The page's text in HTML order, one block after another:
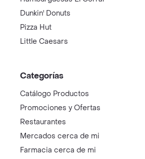
Dunkin' Donuts
Pizza Hut
Little Caesars
Categorías
Catálogo Productos
Promociones y Ofertas
Restaurantes
Mercados cerca de mi
Farmacia cerca de mi